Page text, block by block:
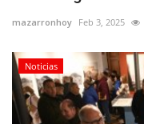
Empresas
Mapa de Mazarrón
Vídeos
mazarronhoy Feb 3, 2025
Noticias